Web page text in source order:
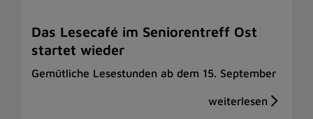
Das Lesecafé im Seniorentreff Ost
startet wieder
Gemütliche Lesestunden ab dem 15. September